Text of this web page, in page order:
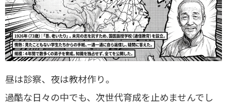
昼は診察、夜は教材作り。
過酷な日々の中でも、次世代育成を止めませんでし